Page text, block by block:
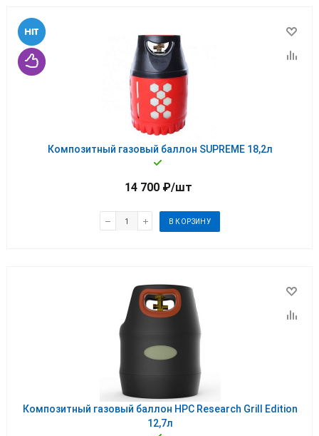
Композитный газовый баллон SUPREME 18,2л
14 700 ₽/шт
В КОРЗИНУ
Композитный газовый баллон HPC Research Grill Edition
12,7л